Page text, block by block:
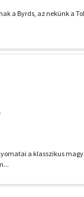
a Byrds, az nekünk a
a klasszikus